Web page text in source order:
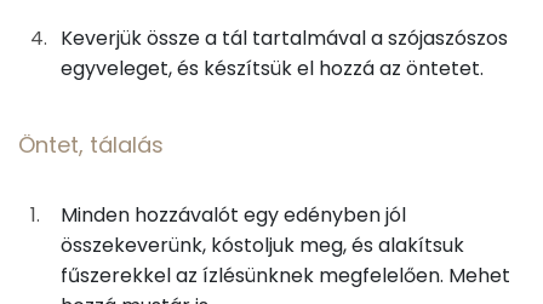
5gcitromlé
1 kcal
chiliszósz
0 kcal
1gxilit 3 kcal
β-karotin
α-karotin
Fehérje
Összesen 8.1 g
Keverjük össze a tál tartalmával a szójaszószos
egyveleget, és készítsük el hozzá az öntetet.
Öntet, tálalás
Minden hozzávalót egy edényben jól
összekeverünk, kóstoljuk meg, és alakítsuk
fűszerekkel az ízlésünknek megfelelően. Mehet